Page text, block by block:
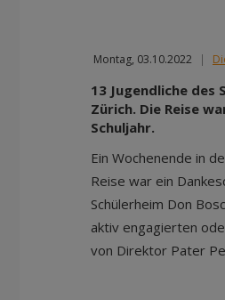
Montag, 03.10.2022 |
13 Jugendliche des
Zürich. Die Reise
Schuljahr.
Ein Wochenende in
Reise war ein
Schülerheim Don
aktiv engagierten
von Direktor Pater